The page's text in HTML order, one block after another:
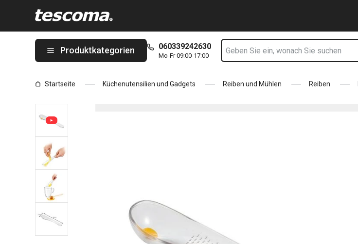
Produktkategorien 060339242630
Mo-Fr 09:00-17:00
Startseite Küchenutensilien und Gadgets Reiben und Mühlen Reiben